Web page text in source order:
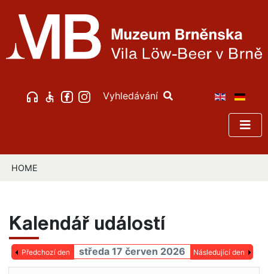
Vyhledávání
HOME
Kalendář událostí
Předchozí den středa 17 červen 2026 Následující den